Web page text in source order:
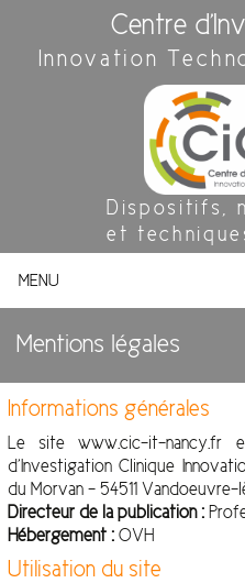
Centre
Innovation
Dispositifs,
et
MENU
Mentions légales
Informations générales
Le site www.cic-it-nancy.fr
d’Investigation Clinique
du Morvan – 54511 Vandoeuvre-
Directeur de la publication :
Hébergement :OVH
Utilisation du site